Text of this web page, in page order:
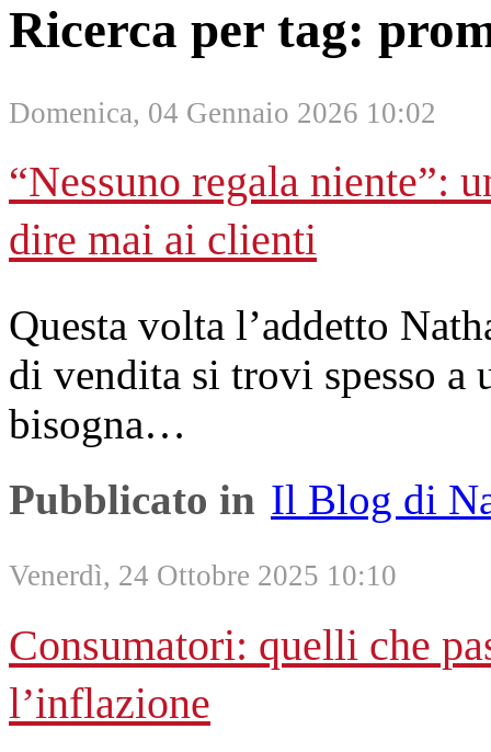
Ricerca per tag:
Domenica, 04 Gennaio 2026 10:02
“Nessuno regala niente”:
dire mai ai clienti
Questa volta l’addetto
di vendita si trovi spesso a
bisogna…
Pubblicato in Il Blog di
Venerdì, 24 Ottobre 2025 10:10
Consumatori: quelli che
l’inflazione